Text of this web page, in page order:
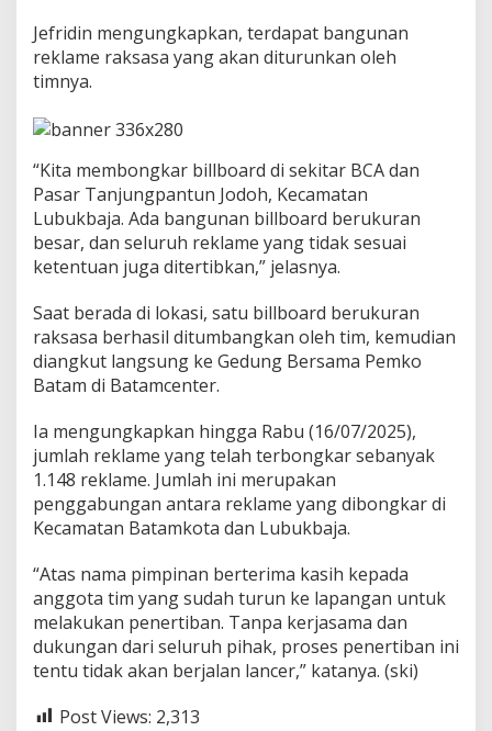
i
o
:
T
o
t
a
l
1
4
8
U
t
D
i
t
r
i
b
k
n
Jefridin mengungkapkan, terdapat bangunan
reklame raksasa yang akan diturunkan oleh
timnya.
“Kita membongkar billboard di sekitar BCA dan
Pasar Tanjungpantun Jodoh, Kecamatan
Lubukbaja. Ada bangunan billboard berukuran
besar, dan seluruh reklame yang tidak sesuai
ketentuan juga ditertibkan,” jelasnya.
Saat berada di lokasi, satu billboard berukuran
raksasa berhasil ditumbangkan oleh tim, kemudian
diangkut langsung ke Gedung Bersama Pemko
Batam di Batamcenter.
Ia mengungkapkan hingga Rabu (16/07/2025),
jumlah reklame yang telah terbongkar sebanyak
1.148 reklame. Jumlah ini merupakan
penggabungan antara reklame yang dibongkar di
Kecamatan Batamkota dan Lubukbaja.
“Atas nama pimpinan berterima kasih kepada
anggota tim yang sudah turun ke lapangan untuk
melakukan penertiban. Tanpa kerjasama dan
dukungan dari seluruh pihak, proses penertiban ini
tentu tidak akan berjalan lancer,” katanya. (ski)
Post Views: 2,313